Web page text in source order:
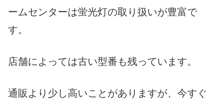
ームセンターは蛍光灯の取り扱いが豊富で
す。
店舗によっては古い型番も残っています。
通販より少し高いことがありますが、今すぐ